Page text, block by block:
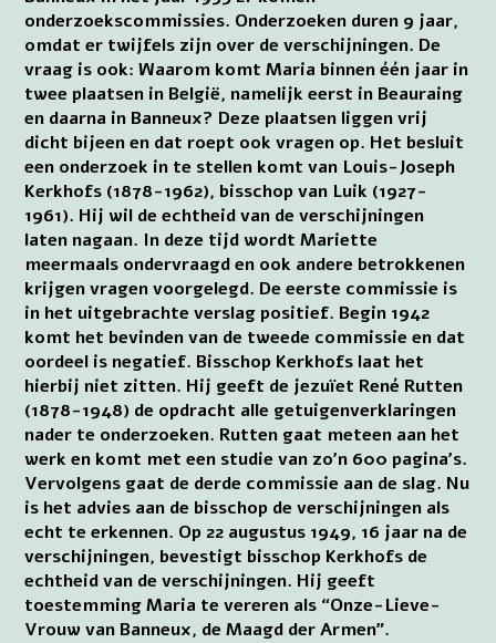
onderzoekscommissies. Onderzoeken duren 9 jaar,
omdat er twijfels zijn over de verschijningen. De
vraag is ook: Waarom komt Maria binnen één jaar in
twee plaatsen in België, namelijk eerst in Beauraing
en daarna in Banneux? Deze plaatsen liggen vrij
dicht bijeen en dat roept ook vragen op. Het besluit
een onderzoek in te stellen komt van Louis-Joseph
Kerkhofs (1878-1962), bisschop van Luik (1927-
1961). Hij wil de echtheid van de verschijningen
laten nagaan. In deze tijd wordt Mariette
meermaals ondervraagd en ook andere betrokkenen
krijgen vragen voorgelegd. De eerste commissie is
in het uitgebrachte verslag positief. Begin 1942
komt het bevinden van de tweede commissie en dat
oordeel is negatief. Bisschop Kerkhofs laat het
hierbij niet zitten. Hij geeft de jezuïet René Rutten
(1878-1948) de opdracht alle getuigenverklaringen
nader te onderzoeken. Rutten gaat meteen aan het
werk en komt met een studie van zo’n 600 pagina’s.
Vervolgens gaat de derde commissie aan de slag. Nu
is het advies aan de bisschop de verschijningen als
echt te erkennen. Op 22 augustus 1949, 16 jaar na de
verschijningen, bevestigt bisschop Kerkhofs de
echtheid van de verschijningen. Hij geeft
toestemming Maria te vereren als “Onze-Lieve-
Vrouw van Banneux, de Maagd der Armen”.